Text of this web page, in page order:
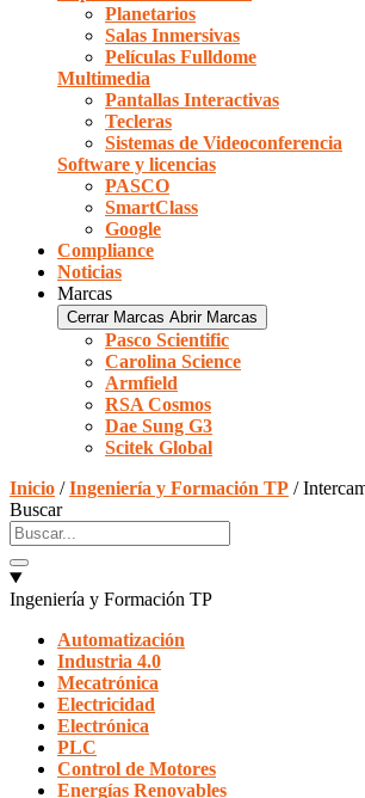
Planetarios
Salas Inmersivas
Películas Fulldome
Multimedia
Pantallas Interactivas
Tecleras
Sistemas de Videoconferencia
Software y licencias
PASCO
SmartClass
Google
Compliance
Noticias
Marcas
Cerrar Marcas Abrir Marcas
Pasco Scientific
Carolina Science
Armfield
RSA Cosmos
Dae Sung G3
Scitek Global
Inicio /Ingeniería y Formación TP /
Buscar
Ingeniería y Formación TP
Automatización
Industria 4.0
Mecatrónica
Electricidad
Electrónica
PLC
Control de Motores
Energías Renovables